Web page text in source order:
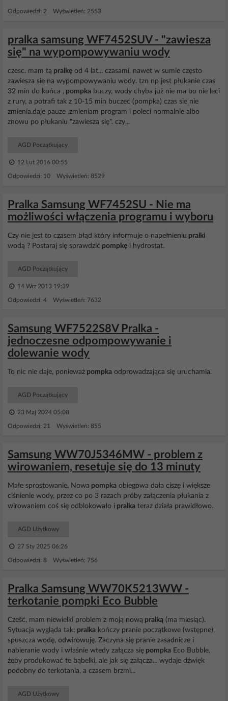
Odpowiedzi: 2 Wyświetleń: 2553
pralka samsung WF7452SUV - "zawiesza
się" na wypompowywaniu wody
czesc. mam tą pralkę od 4 lat... czasami, nawet w sumie często
zawiesza sie na wypompowywaniu wody. tzn np jest płukanie czas
32 min do końca , pompka buczy, wody chyba już nie ma bo nie leci
z rury, a potrafi tak z 10-15 min buczeć (pompka) czas sie nie
zmienia.daje pauze ,zmieniam program i poleci normalnie albo
znowu po płukaniu "zawiesza się". czy...
AGD Początkujący
12 Lut 2016 00:55
Odpowiedzi: 10 Wyświetleń: 8529
Pralka Samsung WF7452SU - Nie ma
możliwości włączenia programu i wyboru
Czy nie jest to czasem błąd który informuje o napełnieniu pralki
wodą ? Postaraj się sprawdzić pompkę i hydrostat.
AGD Początkujący
14 Wrz 2013 19:39
Odpowiedzi: 4 Wyświetleń: 7632
Samsung WF7522S8V Pralka -
jednoczesne odpompowywanie i
dolewanie wody
To nic nie daje, ponieważ pompka odprowadzająca się uruchamia.
AGD Początkujący
23 Maj 2024 05:08
Odpowiedzi: 21 Wyświetleń: 855
Samsung WW70J5346MW - problem z
wirowaniem, resetuje się do 13 minuty
Małe sprostowanie. Nowa pompka obiegowa dała ciszę i większe
ciśnienie wody, przez co po 3 razach próby załączenia płukania z
wirowaniem coś się odblokowało i pralka teraz działa prawidłowo.
AGD Użytkowy
27 Sty 2025 06:26
Odpowiedzi: 8 Wyświetleń: 756
Pralka Samsung WW70K5213WW -
terkotanie pompki Eco Bubble
Cześć, mam niewielki problem z moją nową pralką (ma miesiąc).
Sytuacja wygląda tak: pralka kończy pranie początkowe (wstępne),
spuszcza wodę, odwirowuję. Zaczyna się pranie zasadnicze i
nabieranie wody i właśnie wtedy załącza się pompka Eco Bubble,
żeby produkować te bąbelki, ale jak się załącza... wydaje dźwięk
podobny do terkotania, a czasem brzmi...
AGD Użytkowy